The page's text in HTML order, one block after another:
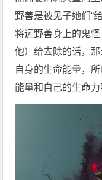
野善是被见子她们“
将远野善身上的鬼
他）给去除的话，
自身的生命能量，
能量和自己的生命力